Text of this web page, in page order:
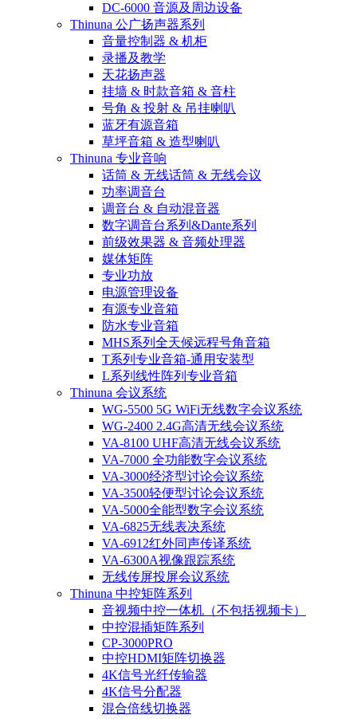
DC-6000 音源及周边设备
Thinuna 公广扬声器系列
音量控制器 & 机柜
录播及教学
天花扬声器
挂墙 & 时款音箱 & 音柱
号角 & 投射 & 吊挂喇叭
蓝牙有源音箱
草坪音箱 & 造型喇叭
Thinuna 专业音响
话筒 & 无线话筒 & 无线会议
功率调音台
调音台 & 自动混音器
数字调音台系列&Dante系列
前级效果器 & 音频处理器
媒体矩阵
专业功放
电源管理设备
有源专业音箱
防水专业音箱
MHS系列全天候远程号角音箱
T系列专业音箱-通用安装型
L系列线性阵列专业音箱
Thinuna 会议系统
WG-5500 5G WiFi无线数字会议系统
WG-2400 2.4G高清无线会议系统
VA-8100 UHF高清无线会议系统
VA-7000 全功能数字会议系统
VA-3000经济型讨论会议系统
VA-3500轻便型讨论会议系统
VA-5000全能型数字会议系统
VA-6825无线表决系统
VA-6912红外同声传译系统
VA-6300A视像跟踪系统
无线传屏投屏会议系统
Thinuna 中控矩阵系列
音视频中控一体机（不包括视频卡）
中控混插矩阵系列
CP-3000PRO
中控HDMI矩阵切换器
4K信号光纤传输器
4K信号分配器
混合倍线切换器